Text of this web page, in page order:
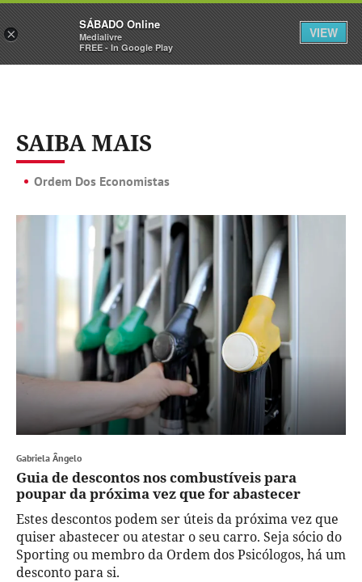
Sábado Assine Iniciar Sessão
SAIBA MAIS
Ordem Dos Economistas
Gabriela Ângelo
Guia de descontos nos combustíveis para
poupar da próxima vez que for abastecer
Estes descontos podem ser úteis da próxima vez que
quiser abastecer ou atestar o seu carro. Seja sócio do
Sporting ou membro da Ordem dos Psicólogos, há um
desconto para si.
×
SÁBADO Online
Medialivre
FREE - In Google Play
VIEW